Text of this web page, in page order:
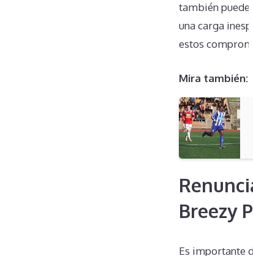
también
una carga
estos
Mira también:
Breezy
Es importante